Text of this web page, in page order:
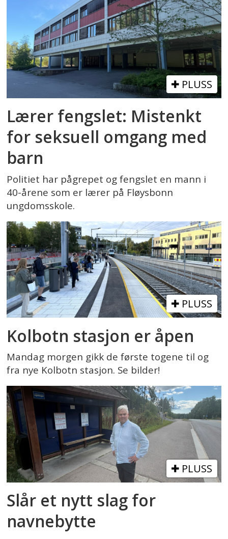
PLUSS
Lærer fengslet: Mistenkt
for seksuell omgang med
barn
Politiet har pågrepet og fengslet en mann i
40-årene som er lærer på Fløysbonn
ungdomsskole.
PLUSS
Kolbotn stasjon er åpen
Mandag morgen gikk de første togene til og
fra nye Kolbotn stasjon. Se bilder!
PLUSS
Slår et nytt slag for
navnebytte